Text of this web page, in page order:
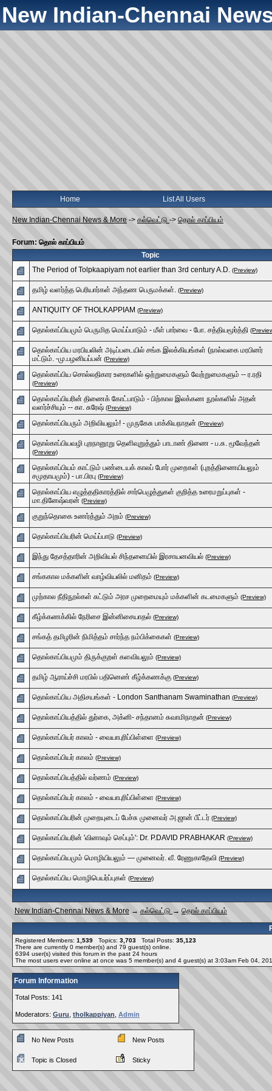
New Indian-Chennai
Home List All Users
New Indian-Chennai News & More -> கல்வெட்டு -> தொல் காப்பியம்
Forum: தொல் காப்பியம்
Topic
The Period of Tolpkaapiyam not earlier than 3rd century A.D. (Preview)
தமிழ் வளர்த்த பெரியார்கள் அந்தண பெருமக்கள். (Preview)
ANTIQUITY OF THOLKAPPIAM (Preview)
தொல்காப்பியமும் பெருமித மெய்ப்பாடும் - மீள் பார்வை - போ. சத்தியமூர்த்தி
தொல்காப்பிய மரபியலின் அடிப்படையில் சங்க இலக்கியங்கள் (நால்வகை மரபினர்
மட்டும். -மு.பழனியப்பன் (Preview)
தொல்காப்பிய சொல்லதிகார உரைகளில் ஒற்றுமைகளும் வேற்றுமைகளும் -- ர.ரதி
(Preview)
தொல்காப்பியரின் திணைக் கோட்பாடும் - பிற்கால இலக்கண நூல்களில் அதன்
வளர்ச்சியும் -- கா. சுரேஷ் (Preview)
தொல்காப்பியரும் அறிவியலும்! - முருகேசு பாக்கியநாதன் (Preview)
தொல்காப்பியவழி புறநானூறு தெளிவுறுத்தும் பாடாண் திணை - ப.சு. மூவேந்தன்
(Preview)
தொல்காப்பியம் காட்டும் பண்டையக் காலப் போர் முறைகள் (புறத்திணையியலும்
சமுதாயமும்) - பா.பிரபு (Preview)
தொல்காப்பிய எழுத்ததிகாரத்தில் சார்பெழுத்துகள் குறித்த உரைமறுப்புகள் -
மா.தினேஷ்வரன் (Preview)
குறுந்தொகை உணர்த்தும் அறம் (Preview)
தொல்காப்பியரின் மெய்ப்பாடு (Preview)
இந்து தேசத்தாரின் அறிவியல் சிந்தனையில் இரசாயனவியல் (Preview)
சங்ககால மக்களின் வாழ்வியலில் மனிதம் (Preview)
முற்கால நீதிநூல்கள் சுட்டும் அரச முறைமையும் மக்களின் கடமைகளும் (Preview)
கீழ்க்கணக்கில் நேரிசை இன்னிசையாதல் (Preview)
சங்கத் தமிழரின் நிமித்தம் சார்ந்த நம்பிக்கைகள் (Preview)
தொல்காப்பியமும் திருக்குறள் களவியலும் (Preview)
தமிழ் ஆராய்ச்சி மரபில் பதினெண் கீழ்க்கணக்கு (Preview)
தொல்காப்பிய அதிசயங்கள் - London Santhanam Swaminathan (Preview)
தொல்காப்பியத்தில் துர்கை, அக்னி- சந்தானம் சுவாமிநாதன் (Preview)
தொல்காப்பியர் காலம் - வையாபுரிப்பிள்ளை (Preview)
தொல்காப்பியர் காலம் (Preview)
தொல்காப்பியத்தில் வர்ணம் (Preview)
தொல்காப்பியர் காலம் - வையாபுரிப்பிள்ளை (Preview)
தொல்காப்பியரின் முறையுடைப் பேச்சு முனைவர் அ.ஜான் பீட்டர் (Preview)
தொல்காப்பியரின் 'வினாவும் செப்பும்': Dr. P.DAVID PRABHAKAR (Preview)
தொல்காப்பியமும் மொழியியலும் — முனைவர். வீ. ரேணுகாதேவி (Preview)
தொல்காப்பிய மொழிபெயர்ப்புகள் (Preview)
New Indian-Chennai News & More → கல்வெட்டு → தொல் காப்பியம்
Registered Members: 1,539 Topics: 3,703 Total Posts: 35,123
There are currently 0 member(s) and 79 guest(s) online
6394 user(s) visited this forum in the past 24 hours
The most users ever online at once was 5 member(s) and 4 guest(s) at 3:03am Feb 04,
Forum Information
Total Posts: 141
Moderators: Guru tholkappiyan Admin
No New Posts New Posts
Topic is Closed Sticky